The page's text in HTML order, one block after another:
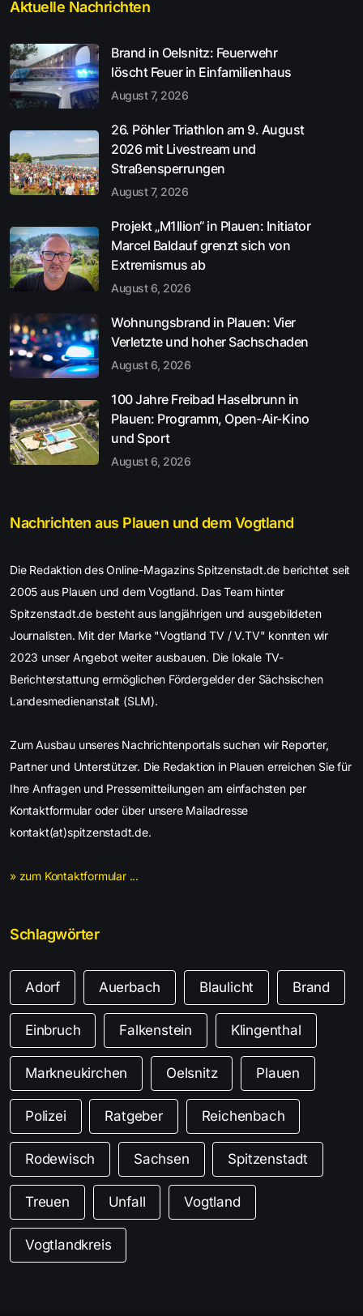
Aktuelle Nachrichten
Brand in Oelsnitz: Feuerwehr
löscht Feuer in Einfamilienhaus
August 7, 2026
26. Pöhler Triathlon am 9. August
2026 mit Livestream und
Straßensperrungen
August 7, 2026
Projekt „M1llion“ in Plauen: Initiator
Marcel Baldauf grenzt sich von
Extremismus ab
August 6, 2026
Wohnungsbrand in Plauen: Vier
Verletzte und hoher Sachschaden
August 6, 2026
100 Jahre Freibad Haselbrunn in
Plauen: Programm, Open-Air-Kino
und Sport
August 6, 2026
Nachrichten aus Plauen und dem Vogtland
Die Redaktion des Online-Magazins Spitzenstadt.de berichtet seit
2005 aus Plauen und dem Vogtland. Das Team hinter
Spitzenstadt.de besteht aus langjährigen und ausgebildeten
Journalisten. Mit der Marke "Vogtland TV / V.TV" konnten wir
2023 unser Angebot weiter ausbauen. Die lokale TV-
Berichterstattung ermöglichen Fördergelder der Sächsischen
Landesmedienanstalt (SLM).
Zum Ausbau unseres Nachrichtenportals suchen wir Reporter,
Partner und Unterstützer. Die Redaktion in Plauen erreichen Sie für
Ihre Anfragen und Pressemitteilungen am einfachsten per
Kontaktformular oder über unsere Mailadresse
kontakt(at)spitzenstadt.de.
» zum Kontaktformular ...
Schlagwörter
Adorf Auerbach Blaulicht Brand
Einbruch Falkenstein Klingenthal
Markneukirchen Oelsnitz Plauen
Polizei Ratgeber Reichenbach
Rodewisch Sachsen Spitzenstadt
Treuen Unfall Vogtland
Vogtlandkreis